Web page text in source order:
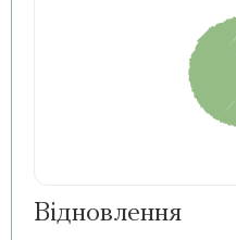
Відновлення